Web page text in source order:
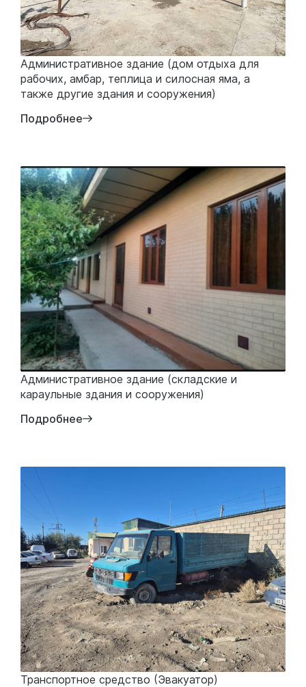
Административное здание (дом отдыха для
рабочих, амбар, теплица и силосная яма, а
также другие здания и сооружения)
Подробнее
Административное здание (складские и
караульные здания и сооружения)
Подробнее
Транспортное средство (Эвакуатор)